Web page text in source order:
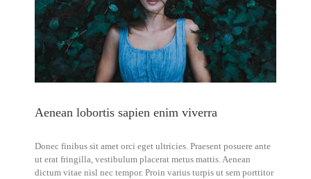
Aenean lobortis sapien enim viverra
Donec finibus sit amet orci eget ultricies. Praesent posuere ante
ut erat fringilla, vestibulum placerat metus mattis. Aenean
dictum vitae nisl nec tempor. Proin varius turpis ut sem porttitor